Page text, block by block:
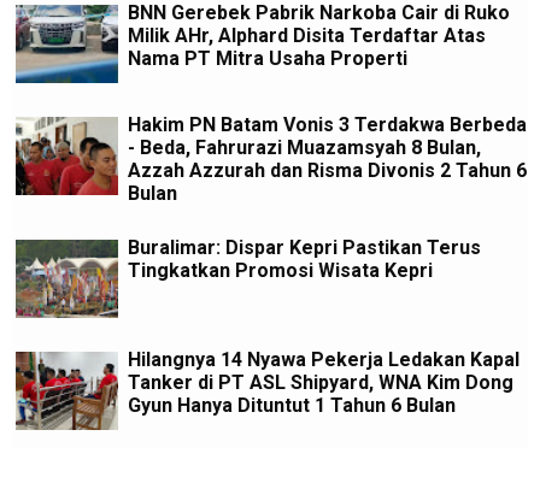
BNN Gerebek Pabrik Narkoba Cair di Ruko
Milik AHr, Alphard Disita Terdaftar Atas
Nama PT Mitra Usaha Properti
Hakim PN Batam Vonis 3 Terdakwa Berbeda
- Beda, Fahrurazi Muazamsyah 8 Bulan,
Azzah Azzurah dan Risma Divonis 2 Tahun 6
Bulan
Buralimar: Dispar Kepri Pastikan Terus
Tingkatkan Promosi Wisata Kepri
Hilangnya 14 Nyawa Pekerja Ledakan Kapal
Tanker di PT ASL Shipyard, WNA Kim Dong
Gyun Hanya Dituntut 1 Tahun 6 Bulan